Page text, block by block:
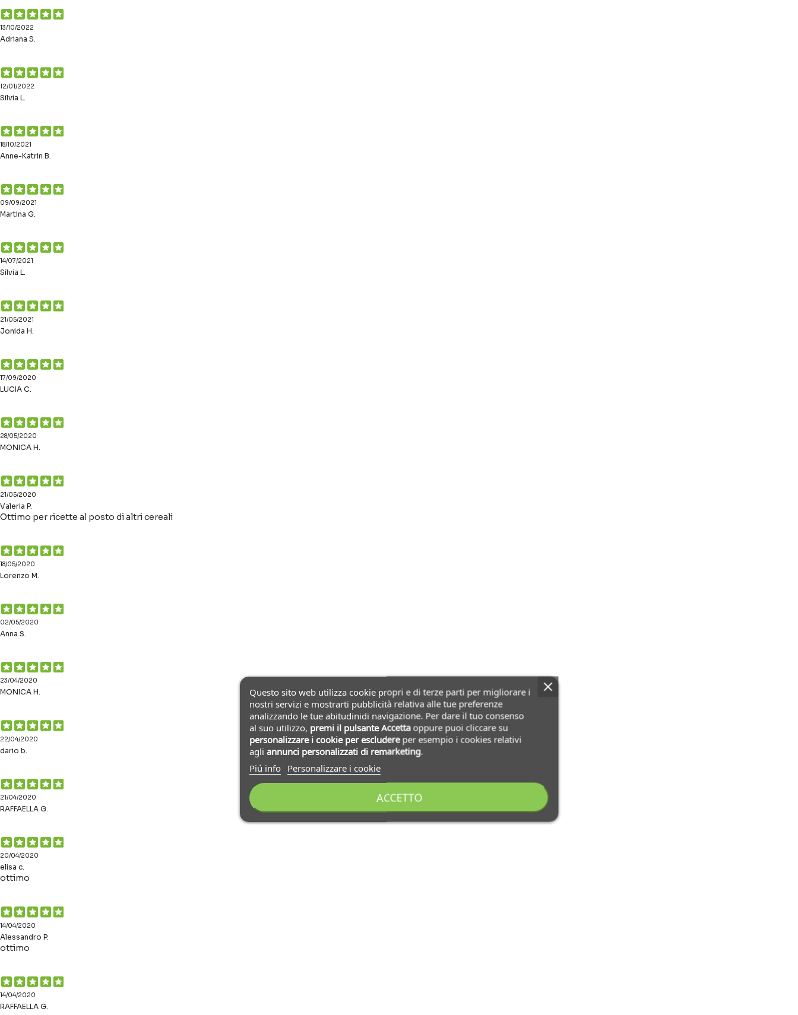
13/10/2022
Adriana S.
12/01/2022
Silvia L.
18/10/2021
Anne-Katrin B.
09/09/2021
Martina G.
14/07/2021
Silvia L.
21/05/2021
Jonida H.
17/09/2020
LUCIA C.
28/05/2020
MONICA H.
21/05/2020
Valeria P.
Ottimo per ricette al posto di altri cereali
18/05/2020
Lorenzo M.
02/05/2020
Anna S.
23/04/2020
MONICA H.
22/04/2020
dario b.
21/04/2020
RAFFAELLA G.
20/04/2020
elisa c.
ottimo
14/04/2020
Alessandro P.
ottimo
14/04/2020
RAFFAELLA G.
Questo sito web utilizza cookie propri e di terze parti per migliorare i
nostri servizi e mostrarti pubblicità relativa alle tue preferenze
analizzando le tue abitudinidi navigazione. Per dare il tuo consenso
al suo utilizzo, premi il pulsante Accettaoppure puoi cliccare su
personalizzare i cookie per escludereper esempio i cookies relativi
agli annunci personalizzati di remarketing.
Piú info
Personalizzare i cookie
ACCETTO